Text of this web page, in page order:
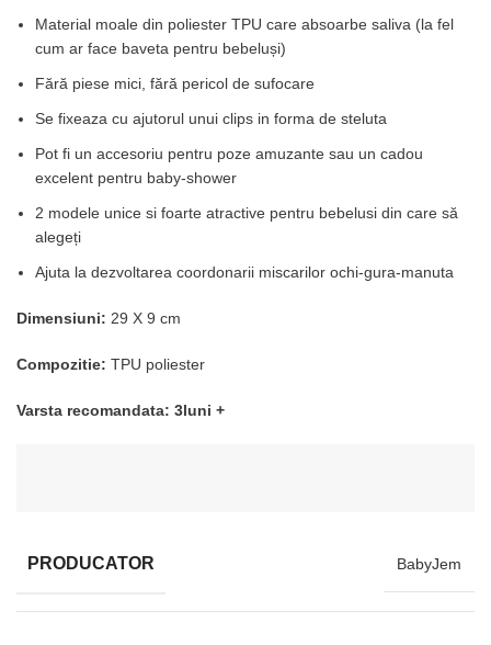
Material moale din poliester TPU care absoarbe saliva (la fel
cum ar face baveta pentru bebeluși)
Fără piese mici, fără pericol de sufocare
Se fixeaza cu ajutorul unui clips in forma de steluta
Pot fi un accesoriu pentru poze amuzante sau un cadou
excelent pentru baby-shower
2 modele unice si foarte atractive pentru bebelusi din care să
alegeți
Ajuta la dezvoltarea coordonarii miscarilor ochi-gura-manuta
Dimensiuni: 29 X 9 cm
Compozitie: TPU poliester
Varsta recomandata: 3luni +
PRODUCATOR BabyJem